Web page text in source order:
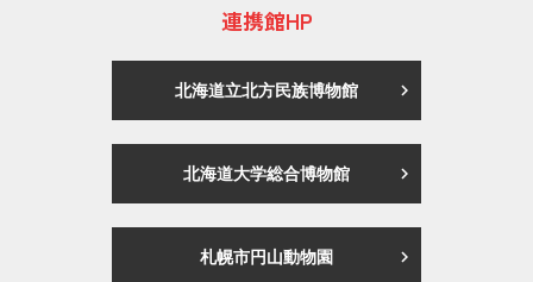
連携館HP
北海道立北方民族博物館
北海道大学総合博物館
札幌市円山動物園